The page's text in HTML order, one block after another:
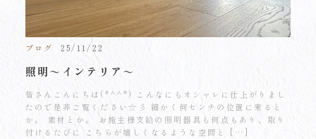
ブログ 25/11/22
照明～インテリア～
皆さんこんにちは(*^^*) こんなにもオシャレに仕上がりまし
たので是非ご覧ください☆彡 細かく何センチの位置に来ると
か。 素材とか。 お施主様支給の照明器具も何点もあり、取り
付けるたびに こちらが嬉しくなるような空間と […]